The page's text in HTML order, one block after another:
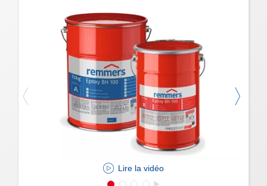
Lire la vidéo